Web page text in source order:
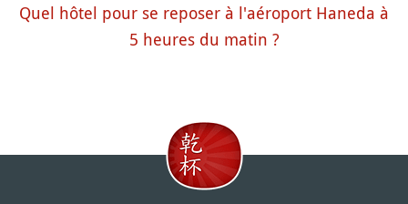
Quel hôtel pour se reposer à l'aéroport Haneda à
5 heures du matin ?